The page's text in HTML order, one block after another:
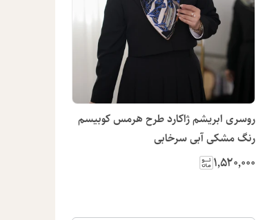
روسری ابریشم ژاکارد طرح هرمس کوبیسم
رنگ مشکی آبی سرخابی
۱٬۵۲۰٬۰۰۰